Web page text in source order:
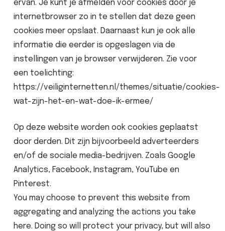
ervan. Je kunt je afmelden voor cookies door je
internetbrowser zo in te stellen dat deze geen
cookies meer opslaat. Daarnaast kun je ook alle
informatie die eerder is opgeslagen via de
instellingen van je browser verwijderen. Zie voor
een toelichting:
https://veiliginternetten.nl/themes/situatie/cookies-
wat-zijn-het-en-wat-doe-ik-ermee/
Op deze website worden ook cookies geplaatst
door derden. Dit zijn bijvoorbeeld adverteerders
en/of de sociale media-bedrijven. Zoals Google
Analytics, Facebook, Instagram, YouTube en
Pinterest.
You may choose to prevent this website from
aggregating and analyzing the actions you take
here. Doing so will protect your privacy, but will also